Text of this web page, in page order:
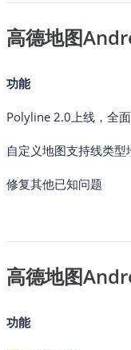
高德地图
功能
Polyline 2.0上线，全
自定义地图支持线类
修复其他已知问题
高德地图
功能